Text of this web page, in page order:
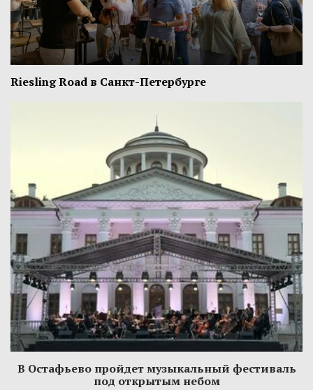
Riesling Road в Санкт-Петербурге
В Остафьево пройдет музыкальный фестиваль
под открытым небом